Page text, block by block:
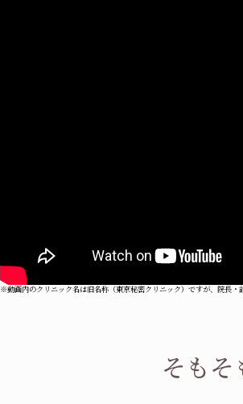
※動画内のクリニック名は旧名称（東京秘密クリニック）ですが、院長
そもそ